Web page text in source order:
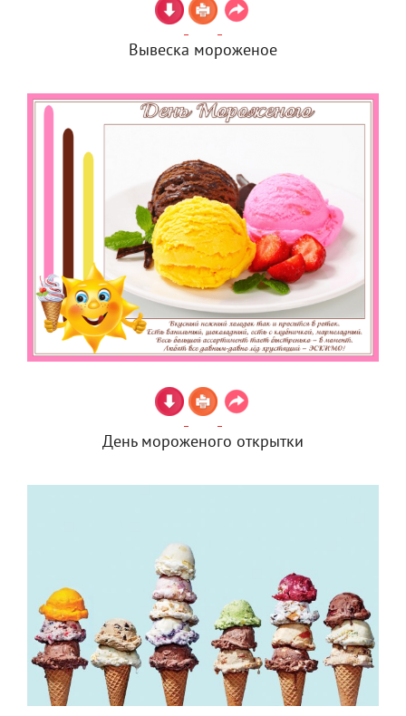
Вывеска мороженое
День мороженого открытки